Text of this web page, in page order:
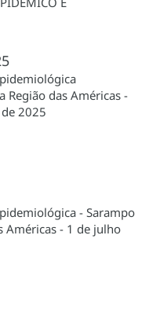
Região das Américas -
2025
- Sarampo
Américas - 1 de julho